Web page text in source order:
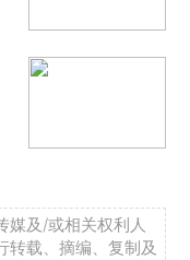
媒及/或相关权利人
转载、摘编、复制及